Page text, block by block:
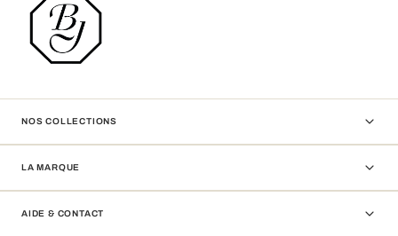
NOS COLLECTIONS
LA MARQUE
AIDE & CONTACT